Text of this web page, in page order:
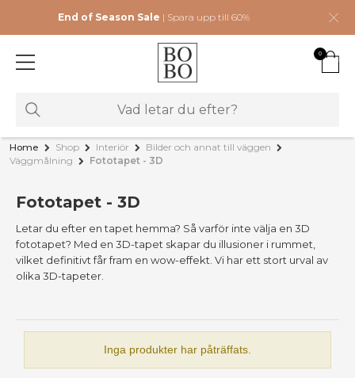
End of Season Sale | Spara upp till 60%
0
Home Shop Interiör
Bilder och annat till väggen
Väggmålning
Fototapet - 3D
Fototapet - 3D
Letar du efter en tapet hemma? Så varför inte välja en 3D
fototapet? Med en 3D-tapet skapar du illusioner i rummet,
vilket definitivt får fram en wow-effekt. Vi har ett stort urval av
olika 3D-tapeter.
Inga produkter har påträffats.